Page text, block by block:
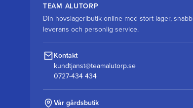
TEAM ALUTORP
Din hovslageributik online med stort lager, snabb
leverans och personlig service.
Kontakt
kundtjanst@teamalutorp.se
0727-434 434
Vår gårdsbutik